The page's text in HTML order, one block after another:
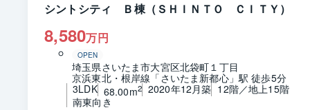
シントシティ Ｂ棟（ＳＨＩＮＴＯ ＣＩＴＹ）
8,580万円
OPEN
埼玉県さいたま市大宮区北袋町１丁目
京浜東北・根岸線「さいたま新都心」駅 徒歩5分
3LDK 68.00m2 2020年12月築 12階／地上15階
南東向き